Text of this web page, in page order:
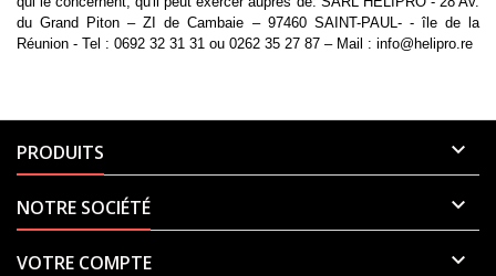
du Grand Piton – ZI de Cambaie – 97460 SAINT-PAUL- - île de la
Réunion - Tel : 0692 32 31 31 ou 0262 35 27 87 – Mail : info@helipro.re
PRODUITS 
NOTRE SOCIÉTÉ 
VOTRE COMPTE 